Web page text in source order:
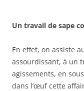
Un travail de sape
En effet, on assiste
assourdissant, à un
agissements, en
dans l’œuf cette